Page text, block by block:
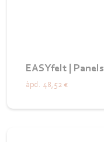
EASYfelt | Panels
àpd. 48,52 €